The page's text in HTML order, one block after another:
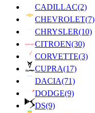
CADILLAC(2)
CHEVROLET(7)
CHRYSLER(10)
CITROEN(30)
CORVETTE(3)
CUPRA(17)
DACIA(71)
DODGE(9)
DS(9)